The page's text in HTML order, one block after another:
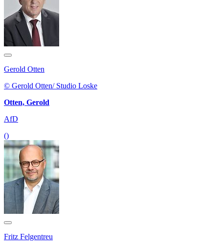
Gerold Otten
© Gerold Otten/ Studio Loske
Otten, Gerold
AfD
()
Fritz Felgentreu